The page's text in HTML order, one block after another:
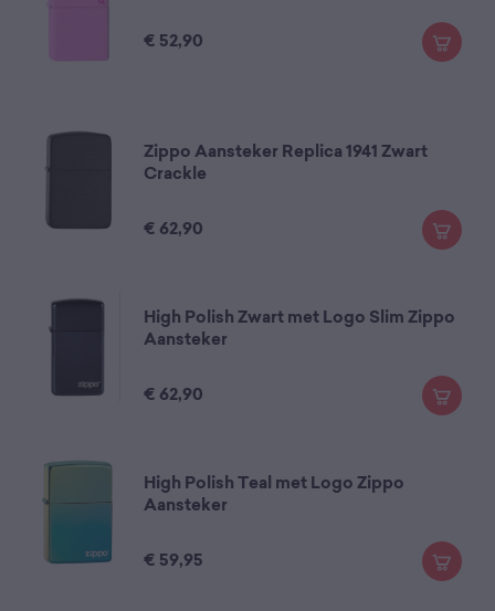
€ 52,90
Zippo Aansteker Replica 1941 Zwart
Crackle
€ 62,90
High Polish Zwart met Logo Slim Zippo
Aansteker
€ 62,90
High Polish Teal met Logo Zippo
Aansteker
€ 59,95